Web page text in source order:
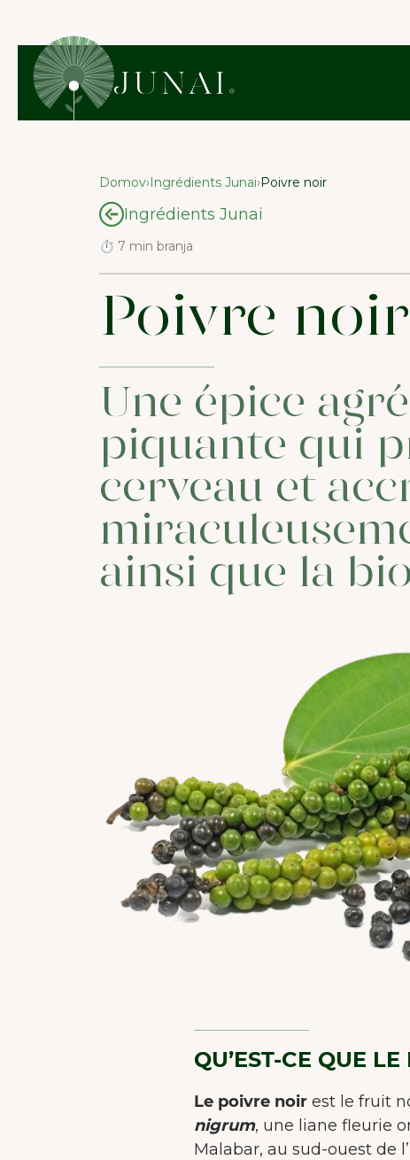
Domov›Ingrédients Junai›Poivre noir
Ingrédients Junai
⏱ 7 min branja
Poivre noir
Une épice
piquante qui
cerveau et
ainsi que la
QU’EST-CE QUE
Le poivre noirest le fruit
nigrum, une liane fleurie
Malabar, au sud-ouest de